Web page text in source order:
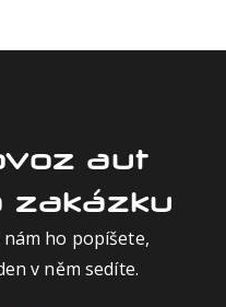
aut
zakázku
nám ho popíšete,
v něm sedíte.